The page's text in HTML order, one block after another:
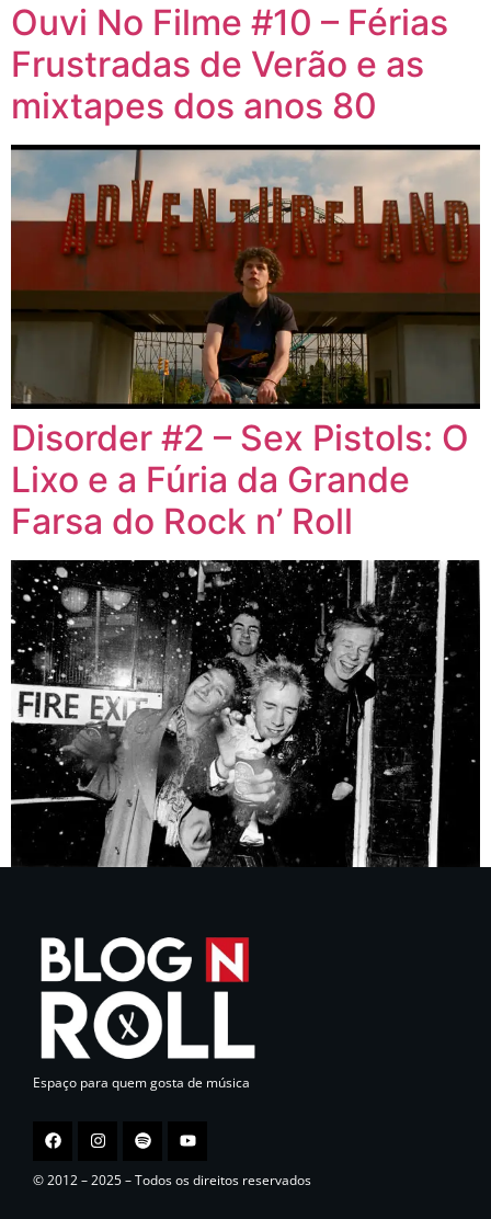
Ouvi No Filme #10 – Férias
Frustradas de Verão e as
mixtapes dos anos 80
Disorder #2 – Sex Pistols: O
Lixo e a Fúria da Grande
Farsa do Rock n’ Roll
Espaço para quem gosta de música
© 2012 – 2025 – Todos os direitos reservados